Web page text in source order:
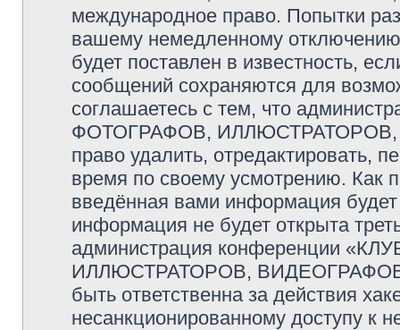
международное право. Попытки
вашему немедленному
будет поставлен в известность,
сообщений сохраняются для
соглашаетесь с тем, что
ФОТОГРАФОВ,
право удалить, отредактировать,
время по своему усмотрению. Как
введённая вами информация
информация не будет открыта
администрация конференции
ИЛЛЮСТРАТОРОВ, ВИДЕОГРАФОВ
быть ответственна за действия
несанкционированному доступу к